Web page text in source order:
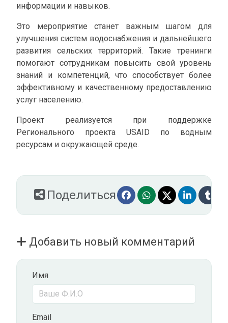
информации и навыков.
Это мероприятие станет важным шагом для
улучшения систем водоснабжения и дальнейшего
развития сельских территорий. Такие тренинги
помогают сотрудникам повысить свой уровень
знаний и компетенций, что способствует более
эффективному и качественному предоставлению
услуг населению.
Проект реализуется при поддержке
Регионального проекта USAID по водным
ресурсам и окружающей среде.
Поделиться
Добавить новый комментарий
Имя
Email